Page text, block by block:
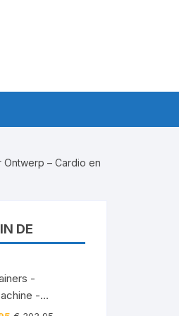
Ontwerp – Cardio en
DE
-
-
-